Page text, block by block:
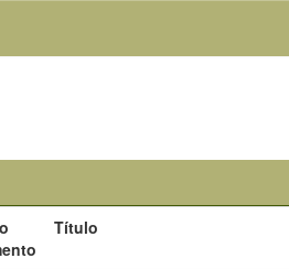
Título